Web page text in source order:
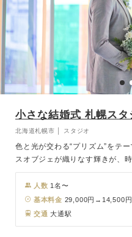
小さな結婚式 札幌スタ
北海道札幌市 │ スタジオ
色と光が交わる“プリズム”をテ
スオブジェが織りなす輝きが、
差し込む光が幻想的な空間を生
ものに演出。スタイリッシュで
のセレモニー空間です。
人数 1名〜
基本料金 29,000円→14,500円
交通 大通駅